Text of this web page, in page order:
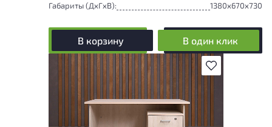
Габариты (ДxГxВ):
1380x670x730
В корзину В один клик
В избранное